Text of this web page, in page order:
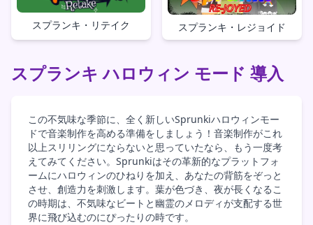
スプランキ・リテイク スプランキ・レジョイド
スプランキ ハロウィン モード 導入
この不気味な季節に、全く新しいSprunkiハロウィンモー
ドで音楽制作を高める準備をしましょう！音楽制作がこれ
以上スリリングにならないと思っていたなら、もう一度考
えてみてください。Sprunkiはその革新的なプラットフォ
ームにハロウィンのひねりを加え、あなたの背筋をぞっと
させ、創造力を刺激します。葉が色づき、夜が長くなるこ
の時期は、不気味なビートと幽霊のメロディが支配する世
界に飛び込むのにぴったりの時です。